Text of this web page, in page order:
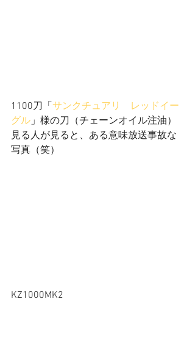
1100刀「 サンクチュアリ　レッドイー
グル」様の刀（チェーンオイル注油）
見る人が見ると、ある意味放送事故な
写真（笑）
KZ1000MK2